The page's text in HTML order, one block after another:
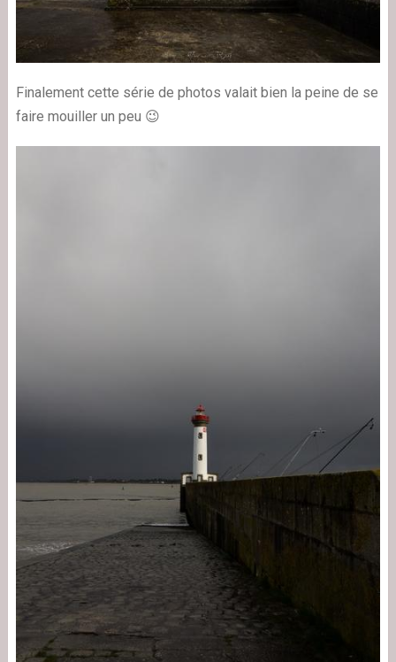
Finalement cette série de photos valait bien la peine de se
faire mouiller un peu 😉